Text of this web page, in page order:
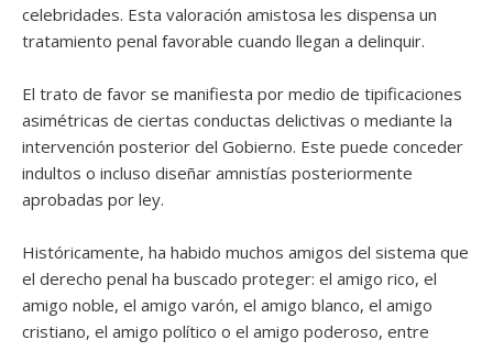
celebridades. Esta valoración amistosa les dispensa un
tratamiento penal favorable cuando llegan a delinquir.
El trato de favor se manifiesta por medio de tipificaciones
asimétricas de ciertas conductas delictivas o mediante la
intervención posterior del Gobierno. Este puede conceder
indultos o incluso diseñar amnistías posteriormente
aprobadas por ley.
Históricamente, ha habido muchos amigos del sistema que
el derecho penal ha buscado proteger: el amigo rico, el
amigo noble, el amigo varón, el amigo blanco, el amigo
cristiano, el amigo político o el amigo poderoso, entre